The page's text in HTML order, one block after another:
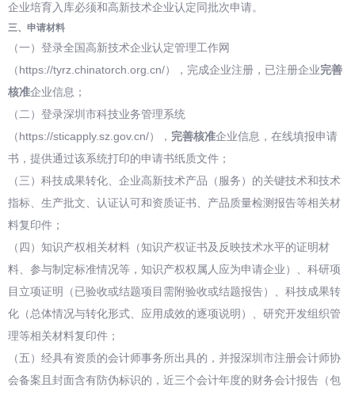
企业培育入库必须和高新技术企业认定同批次申请。
三、申请材料
（一）登录全国高新技术企业认定管理工作网
（https://tyrz.chinatorch.org.cn/），完成企业注册，已注册企业完善
核准企业信息；
（二）登录深圳市科技业务管理系统
（https://sticapply.sz.gov.cn/）， 完善核准企业信息，在线填报申请
书，提供通过该系统打印的申请书纸质文件；
（三）科技成果转化、企业高新技术产品（服务）的关键技术和技术
指标、生产批文、认证认可和资质证书、产品质量检测报告等相关材
料复印件；
（四）知识产权相关材料（知识产权证书及反映技术水平的证明材
料、参与制定标准情况等，知识产权权属人应为申请企业）、科研项
目立项证明（已验收或结题项目需附验收或结题报告）、科技成果转
化（总体情况与转化形式、应用成效的逐项说明）、研究开发组织管
理等相关材料复印件；
（五）经具有资质的会计师事务所出具的，并报深圳市注册会计师协
会备案且封面含有防伪标识的，近三个会计年度的财务会计报告（包